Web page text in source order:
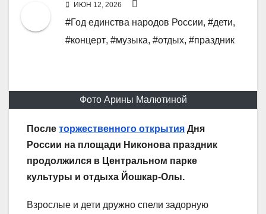
ИЮН 12, 2026
#Год единства народов России, #дети,
#концерт, #музыка, #отдых, #праздник
Фото Арины Малютиной
После торжественного открытия Дня
России на площади Никонова праздник
продолжился в Центральном парке
культуры и отдыха Йошкар-Олы.
Взрослые и дети дружно спели задорную